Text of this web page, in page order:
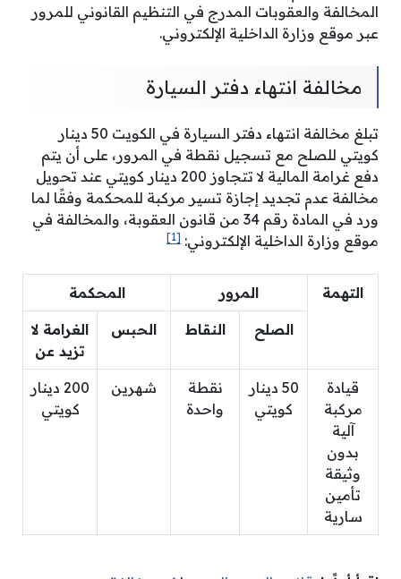
المخالفة والعقوبات المدرج في التنظيم القانوني للمرور
عبر موقع وزارة الداخلية الإلكتروني.
مخالفة انتهاء دفتر السيارة
تبلغ مخالفة انتهاء دفتر السيارة في الكويت 50 دينار
كويتي للصلح مع تسجيل نقطة في المرور، على أن يتم
دفع غرامة المالية لا تتجاوز 200 دينار كويتي عند تحويل
مخالفة عدم تجديد إجازة تسير مركبة للمحكمة وفقًا لما
ورد في المادة رقم 34 من قانون العقوبة، والمخالفة في
موقع وزارة الداخلية الإلكتروني: [1]
التهمة المرور المحكمة
الصلح النقاط الحبس
الغرامة لا
تزيد عن
قيادة
مركبة
آلية
بدون
وثيقة
تأمين
سارية
50 دينار
كويتي
نقطة
واحدة
شهرين
200 دينار
كويتي